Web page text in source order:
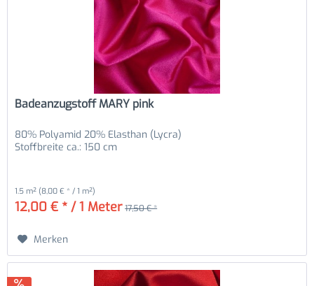
Badeanzugstoff MARY pink
80% Polyamid 20% Elasthan (Lycra)
Stoffbreite ca.: 150 cm
1.5 m² (8,00 € * / 1 m²)
12,00 € * / 1 Meter 17,50 € *
Merken